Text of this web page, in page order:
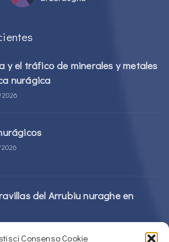
Consenso Cookie
y el tráfico de minerales y metales
nurágica
del Arrubiu nuraghe en